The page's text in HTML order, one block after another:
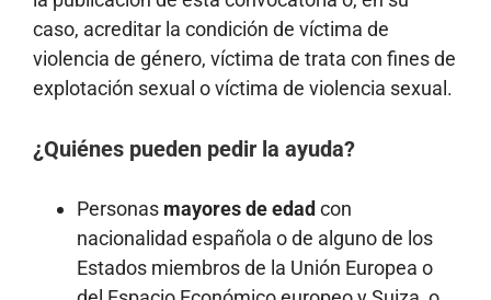
caso, acreditar la condición de víctima de
violencia de género, víctima de trata con fines de
explotación sexual o víctima de violencia sexual.
¿Quiénes pueden pedir la ayuda?
Personas mayores de edad con
nacionalidad española o de alguno de los
Estados miembros de la Unión Europea o